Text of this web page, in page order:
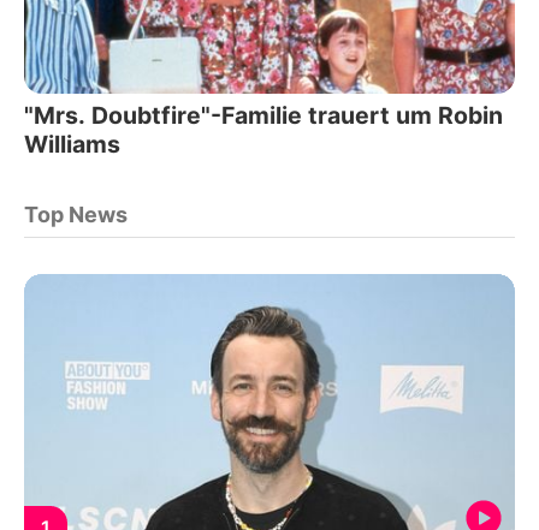
"Mrs. Doubtfire"-Familie trauert um Robin
Williams
Top News